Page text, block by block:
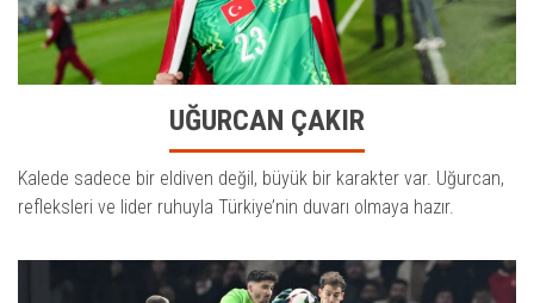
UĞURCAN ÇAKIR
Kalede sadece bir eldiven değil, büyük bir karakter var. Uğurcan,
refleksleri ve lider ruhuyla Türkiye’nin duvarı olmaya hazır.